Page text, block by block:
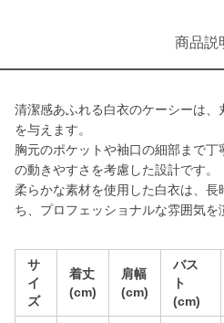
商品説
清潔感あふれる白衣のケーシーは、
を与えます。
胸元のポケットや袖口の細部まで
の動きやすさを考慮した設計です。
柔らかな素材を使用した白衣は、長
ち、プロフェッショナルな雰囲気を
サ
イ
ズ
着丈
(cm)
肩幅
(cm)
バス
ト
(cm)